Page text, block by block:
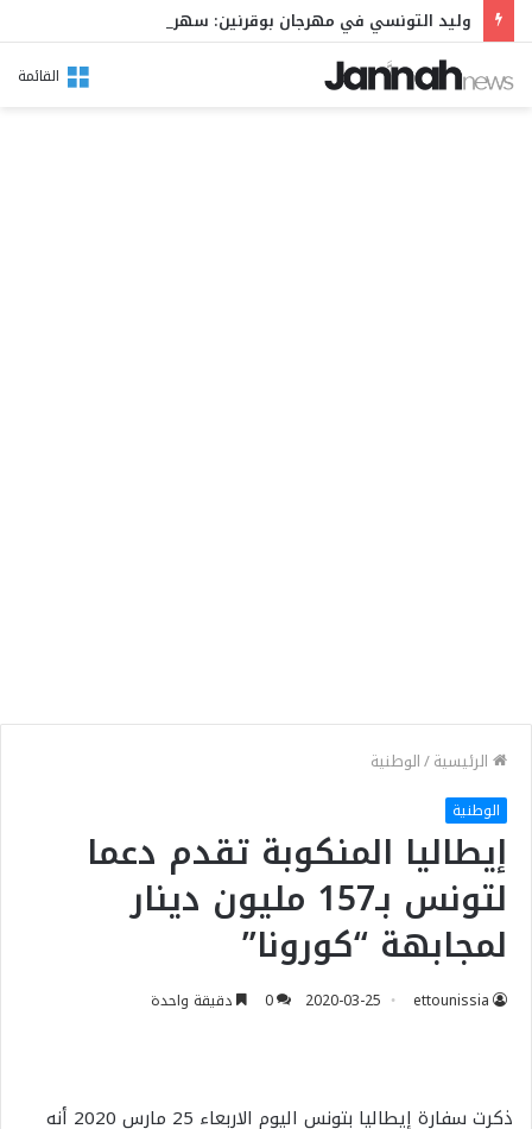
القائمة
الرئيسية/الوطنية
الوطنية
إيطاليا المنكوبة تقدم دعما
لتونس بـ157 مليون دينار
لمجابهة “كورونا”
ettounissia
2020-03-25
0 دقيقة واحدة
ذكرت سفارة إيطاليا بتونس اليوم الاربعاء 25 مارس 2020 أنه